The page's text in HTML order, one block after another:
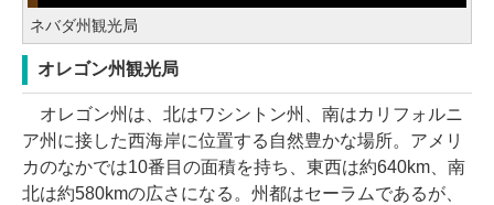
ネバダ州観光局
オレゴン州観光局
オレゴン州は、北はワシントン州、南はカリフォルニ
ア州に接した西海岸に位置する自然豊かな場所。アメリ
カのなかでは10番目の面積を持ち、東西は約640km、南
北は約580kmの広さになる。州都はセーラムであるが、